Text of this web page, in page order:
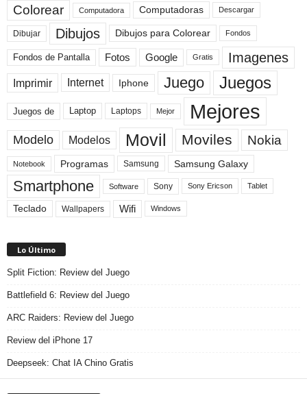
Colorear Computadora Computadoras Descargar
Dibujar Dibujos Dibujos para Colorear Fondos
Fondos de Pantalla Fotos Google Gratis Imagenes
Imprimir Internet Iphone Juego Juegos
Juegos de Laptop Laptops Mejor Mejores
Modelo Modelos Movil Moviles Nokia
Notebook Programas Samsung Samsung Galaxy
Smartphone Software Sony Sony Ericson Tablet
Teclado Wallpapers Wifi Windows
Lo Último
Split Fiction: Review del Juego
Battlefield 6: Review del Juego
ARC Raiders: Review del Juego
Review del iPhone 17
Deepseek: Chat IA Chino Gratis